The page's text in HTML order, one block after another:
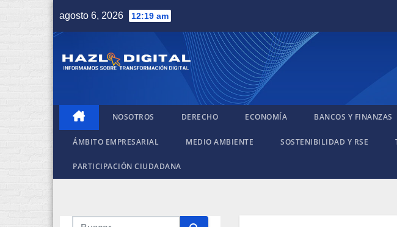
agosto 6, 2026 12:19 am
NOSOTROS DERECHO ECONOMÍA BANCOS Y FINANZAS
ÁMBITO EMPRESARIAL MEDIO AMBIENTE SOSTENIBILIDAD Y RSE
PARTICIPACIÓN CIUDADANA